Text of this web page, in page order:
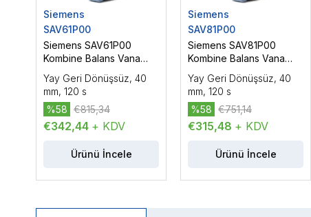
Siemens
SAV61P00
Siemens SAV61P00
Kombine Balans Vana
0…10 V/ DC 4…20 mA,
Oransal Kontrol, 1100 N
Yay Geri Dönüşsüz, 40
mm, 120 s
€342,44 + KDV
%58 €815,34
Ürünü İncele
Siemens
SAV81P00
Siemens SAV81P00
Kombine Balans Vana
Off / Yüzer Kontrol, 1100
N
Yay Geri Dönüşsüz, 40
mm, 120 s
€315,48 + KDV
%58 €751,14
Ürünü İncele